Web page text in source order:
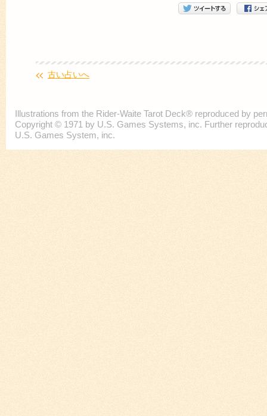
古い占いへ
Illustrations from the Rider-Waite Tarot Deck® reproduced by
Copyright © 1971 by U.S. Games Systems, inc. Further
U.S. Games System, inc.